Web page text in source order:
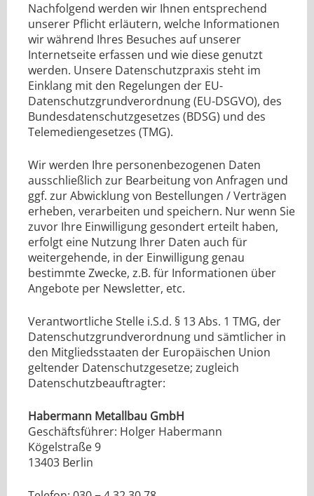
Nachfolgend werden wir Ihnen entsprechend
unserer Pflicht erläutern, welche Informationen
wir während Ihres Besuches auf unserer
Internetseite erfassen und wie diese genutzt
werden. Unsere Datenschutzpraxis steht im
Einklang mit den Regelungen der EU-
Datenschutzgrundverordnung (EU-DSGVO), des
Bundesdatenschutzgesetzes (BDSG) und des
Telemediengesetzes (TMG).
Wir werden Ihre personenbezogenen Daten
ausschließlich zur Bearbeitung von Anfragen und
ggf. zur Abwicklung von Bestellungen / Verträgen
erheben, verarbeiten und speichern. Nur wenn Sie
zuvor Ihre Einwilligung gesondert erteilt haben,
erfolgt eine Nutzung Ihrer Daten auch für
weitergehende, in der Einwilligung genau
bestimmte Zwecke, z.B. für Informationen über
Angebote per Newsletter, etc.
Verantwortliche Stelle i.S.d. § 13 Abs. 1 TMG, der
Datenschutzgrundverordnung und sämtlicher in
den Mitgliedsstaaten der Europäischen Union
geltender Datenschutzgesetze; zugleich
Datenschutzbeauftragter:
Habermann Metallbau GmbH
Geschäftsführer: Holger Habermann
Kögelstraße 9
13403 Berlin